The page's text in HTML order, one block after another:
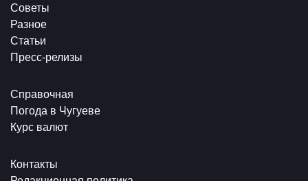
Советы
Разное
Статьи
Пресс-релизы
Справочная
Погода в Чугуеве
Курс валют
Контакты